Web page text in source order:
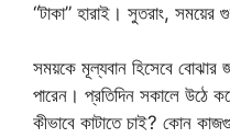
“টাকা” হারাই। সুতরাং,
সময়কে মূল্যবান হিসেবে
পারেন। প্রতিদিন সকালে উঠে
কীভাবে কাটাতে চাই? কোন